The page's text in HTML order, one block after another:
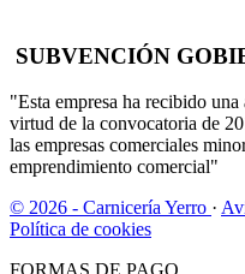
SUBVENCIÓN
"Esta empresa ha recibido
virtud de la convocatoria de
las empresas comerciales
emprendimiento comercial"
© 2026 - Carnicería Yerro ·
Política de cookies